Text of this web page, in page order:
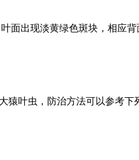
面出现淡黄绿色斑块，相应
猿叶虫，防治方法可以参考